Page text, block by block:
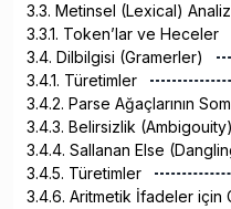
3.3. Metinsel (Lexical) Analiz
3.3.1. Token’lar ve Heceler
3.4. Dilbilgisi (Gramerler)
3.4.1. Türetimler
3.4.2. Parse Ağaçlarının
3.4.3. Belirsizlik (Ambigouity)
3.4.4. Sallanan Else
3.4.5. Türetimler
3.4.6. Aritmetik İfadeler için